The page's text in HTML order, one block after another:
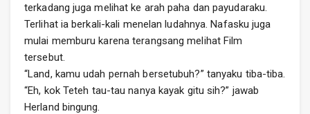
terkadang juga melihat ke arah paha dan payudaraku.
Terlihat ia berkali-kali menelan ludahnya. Nafasku juga
mulai memburu karena terangsang melihat Film
tersebut.
“Land, kamu udah pernah bersetubuh?” tanyaku tiba-tiba.
“Eh, kok Teteh tau-tau nanya kayak gitu sih?” jawab
Herland bingung.